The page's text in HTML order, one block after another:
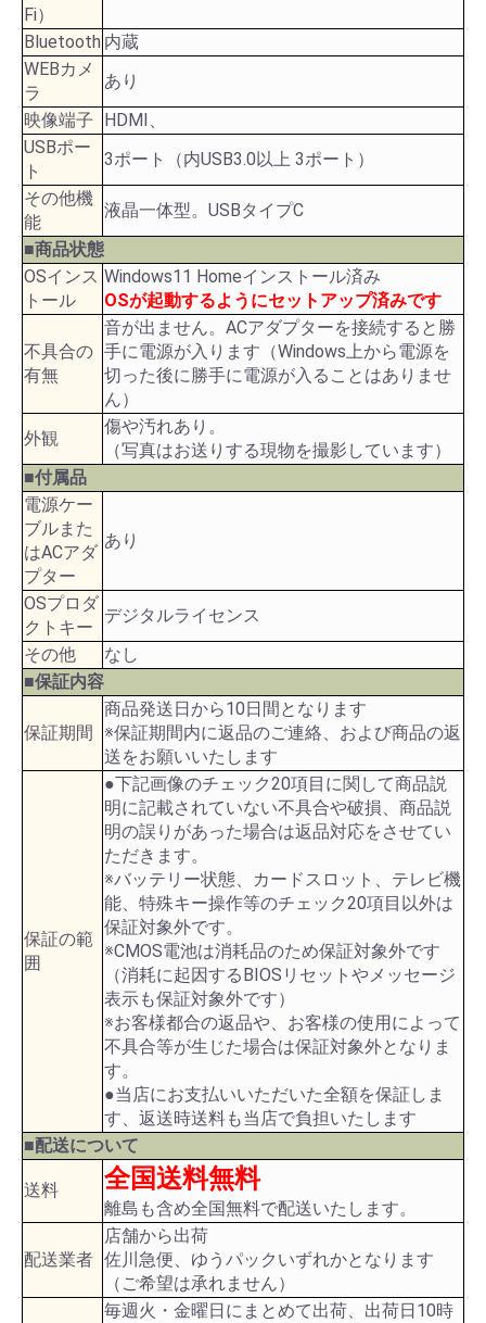
Fi）
Bluetooth 内蔵
WEBカメ
ラ
あり
映像端子
HDMI、
USBポー
ト
3ポート（内USB3.0以上 3ポート）
その他機
能
液晶一体型。USBタイプC
■商品状態
OSインス
トール
Windows11 Homeインストール済み
OSが起動するようにセットアップ済みです
不具合の
有無
音が出ません。ACアダプターを接続すると勝
手に電源が入ります（Windows上から電源を
切った後に勝手に電源が入ることはありませ
ん）
外観
傷や汚れあり。
（写真はお送りする現物を撮影しています）
■付属品
電源ケー
ブルまた
はACアダ
プター
あり
OSプロダ
クトキー
デジタルライセンス
その他
なし
■保証内容
保証期間
商品発送日から10日間となります
※保証期間内に返品のご連絡、および商品の返
送をお願いいたします
保証の範
囲
●下記画像のチェック20項目に関して商品説
明に記載されていない不具合や破損、商品説
明の誤りがあった場合は返品対応をさせてい
ただきます。
※バッテリー状態、カードスロット、テレビ機
能、特殊キー操作等のチェック20項目以外は
保証対象外です。
※CMOS電池は消耗品のため保証対象外です
（消耗に起因するBIOSリセットやメッセージ
表示も保証対象外です）
※お客様都合の返品や、お客様の使用によって
不具合等が生じた場合は保証対象外となりま
す。
●当店にお支払いいただいた全額を保証しま
す、返送時送料も当店で負担いたします
■配送について
送料 全国送料無料
離島も含め全国無料で配送いたします。
配送業者
店舗から出荷
佐川急便、ゆうパックいずれかとなります
（ご希望は承れません）
毎週火・金曜日にまとめて出荷、出荷日10時